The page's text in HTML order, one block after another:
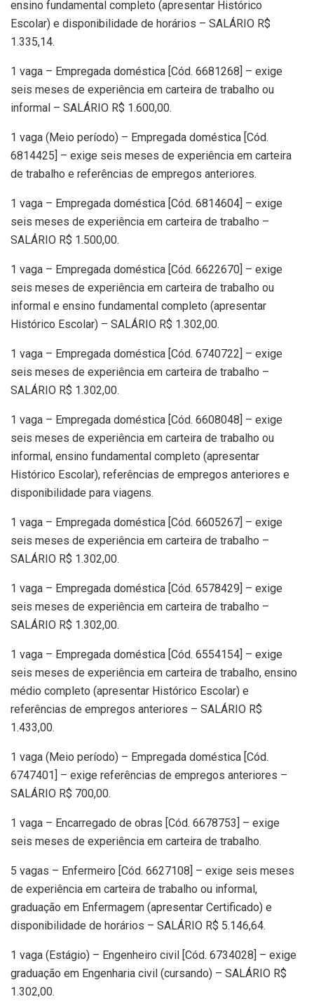
ensino fundamental completo (apresentar Histórico
Escolar) e disponibilidade de horários – SALÁRIO R$
1.335,14.
1 vaga – Empregada doméstica [Cód. 6681268] – exige
seis meses de experiência em carteira de trabalho ou
informal – SALÁRIO R$ 1.600,00.
1 vaga (Meio período) – Empregada doméstica [Cód.
6814425] – exige seis meses de experiência em carteira
de trabalho e referências de empregos anteriores.
1 vaga – Empregada doméstica [Cód. 6814604] – exige
seis meses de experiência em carteira de trabalho –
SALÁRIO R$ 1.500,00.
1 vaga – Empregada doméstica [Cód. 6622670] – exige
seis meses de experiência em carteira de trabalho ou
informal e ensino fundamental completo (apresentar
Histórico Escolar) – SALÁRIO R$ 1.302,00.
1 vaga – Empregada doméstica [Cód. 6740722] – exige
seis meses de experiência em carteira de trabalho –
SALÁRIO R$ 1.302,00.
1 vaga – Empregada doméstica [Cód. 6608048] – exige
seis meses de experiência em carteira de trabalho ou
informal, ensino fundamental completo (apresentar
Histórico Escolar), referências de empregos anteriores e
disponibilidade para viagens.
1 vaga – Empregada doméstica [Cód. 6605267] – exige
seis meses de experiência em carteira de trabalho –
SALÁRIO R$ 1.302,00.
1 vaga – Empregada doméstica [Cód. 6578429] – exige
seis meses de experiência em carteira de trabalho –
SALÁRIO R$ 1.302,00.
1 vaga – Empregada doméstica [Cód. 6554154] – exige
seis meses de experiência em carteira de trabalho, ensino
médio completo (apresentar Histórico Escolar) e
referências de empregos anteriores – SALÁRIO R$
1.433,00.
1 vaga (Meio período) – Empregada doméstica [Cód.
6747401] – exige referências de empregos anteriores –
SALÁRIO R$ 700,00.
1 vaga – Encarregado de obras [Cód. 6678753] – exige
seis meses de experiência em carteira de trabalho.
5 vagas – Enfermeiro [Cód. 6627108] – exige seis meses
de experiência em carteira de trabalho ou informal,
graduação em Enfermagem (apresentar Certificado) e
disponibilidade de horários – SALÁRIO R$ 5.146,64.
1 vaga (Estágio) – Engenheiro civil [Cód. 6734028] – exige
graduação em Engenharia civil (cursando) – SALÁRIO R$
1.302,00.